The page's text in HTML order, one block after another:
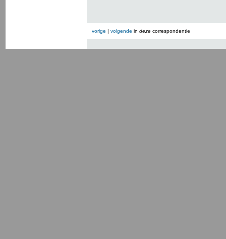
vorige | volgende in deze correspondentie